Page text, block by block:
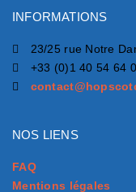
INFORMATIONS
23/25 rue Notre
+33 (0)1 40 54 64
NOS LIENS
FAQ
Mentions légales